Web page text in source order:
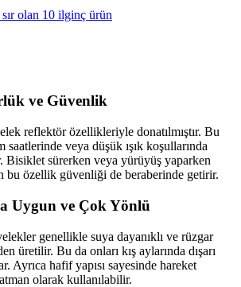
sır olan 10 ilginç ürün
ve Güvenlik
reflektör özellikleriyle donatılmıştır. Bu
saatlerinde veya düşük ışık koşullarında
Bisiklet sürerken veya yürüyüş yaparken
bu özellik güvenliği de beraberinde getirir.
Uygun ve Çok Yönlü
genellikle suya dayanıklı ve rüzgar
üretilir. Bu da onları kış aylarında dışarı
Ayrıca hafif yapısı sayesinde hareket
olarak kullanılabilir.